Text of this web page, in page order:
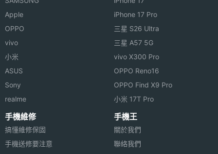
件
主相機
自動對
焦
連接與應用
Wi-Fi
藍牙
Apple
OPPO
vivo
小米
ASUS
Sony
realme
iPhone 17 Pro
三星 S26 Ultra
三星 A57 5G
vivo X300 Pro
OPPO Reno16
OPPO Find X9 Pro
小米 17T Pro
手機維修
搞懂維修保固
手機送修要注意
手機王
關於我們
聯絡我們